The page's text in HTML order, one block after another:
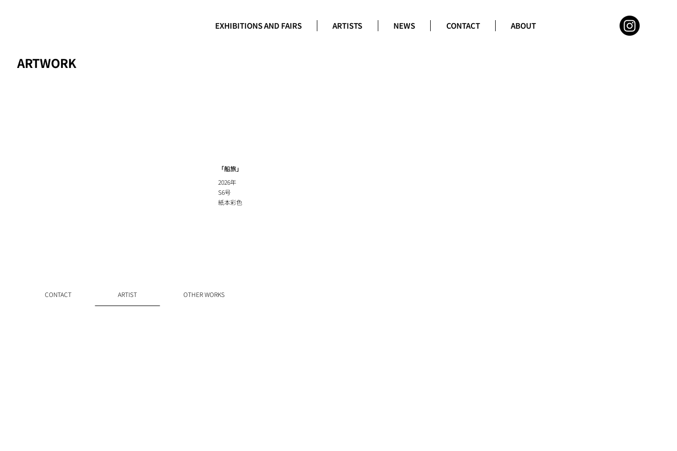
EXHIBITIONS AND FAIRS ARTISTS NEWS CONTACT ABOUT
「船旅」
2026年
S6号
紙本彩色
CONTACT ARTIST OTHER WORKS
ARTWORK